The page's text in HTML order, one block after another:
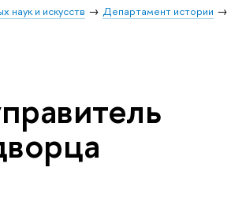
наук и искусств Департамент истории